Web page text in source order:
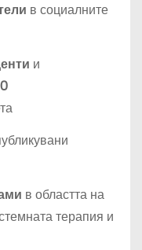
в социалните
и
в областта на
терапия и